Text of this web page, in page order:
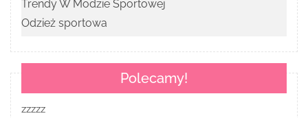
Trendy W Modzie Sportowej
Odzież sportowa
Polecamy!
zzzzz